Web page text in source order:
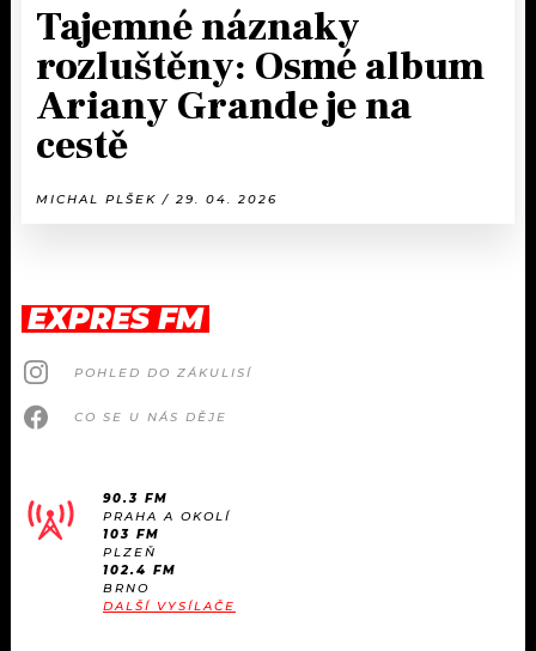
Tajemné náznaky
rozluštěny: Osmé album
Ariany Grande je na
cestě
MICHAL PLŠEK / 29. 04. 2026
EXPRES FM
POHLED DO ZÁKULISÍ
CO SE U NÁS DĚJE
90.3 FM
PRAHA A OKOLÍ
103 FM
PLZEŇ
102.4 FM
BRNO
DALŠÍ VYSÍLAČE